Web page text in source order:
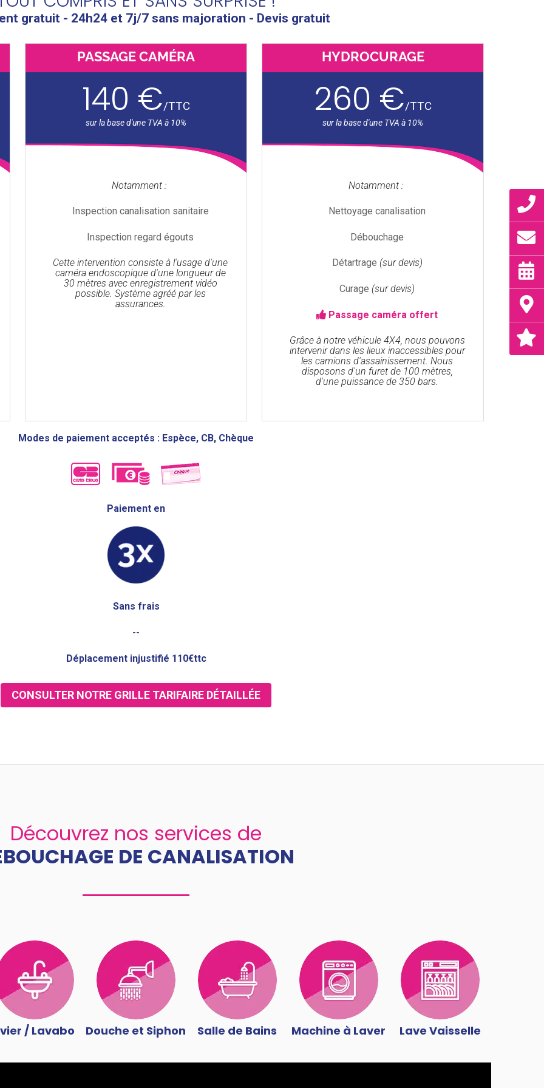
gratuit - 24h24 et 7j/7 sans majoration - Devis gratuit
PASSAGE CAMÉRA
140 €/TTC
Notamment :
Inspection canalisation sanitaire
Inspection regard égouts
Cette intervention consiste à l'usage d'une
caméra endoscopique d'une longueur de
30 mètres avec enregistrement vidéo
possible. Système agréé par les
assurances.
HYDROCURAGE
260 €/TTC
Notamment :
Nettoyage canalisation
Débouchage
Détartrage (sur devis)
Curage (sur devis)
Passage caméra offert
Grâce à notre véhicule 4X4, nous pouvons
intervenir dans les lieux inaccessibles pour
les camions d'assainissement. Nous
disposons d'un furet de 100 mètres,
d'une puissance de 350 bars.
Modes de paiement acceptés : Espèce, CB, Chèque
Paiement en
Sans frais
--
Déplacement injustifié 110€ttc
CONSULTER NOTRE GRILLE TARIFAIRE DÉTAILLÉE
Découvrez nos services de
DE CANALISATION
/ Lavabo Douche et Siphon Salle de Bains Machine à Laver Lave Vaisselle